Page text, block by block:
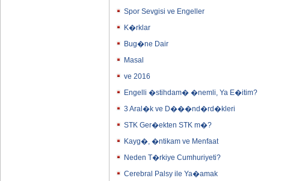
Spor Sevgisi ve Engeller
K�rklar
Bug�ne Dair
Masal
ve 2016
Engelli �stihdam� �nemli, Ya E�itim?
3 Aral�k ve D���nd�rd�kleri
STK Ger�ekten STK m�?
Kayg�, �ntikam ve Menfaat
Neden T�rkiye Cumhuriyeti?
Cerebral Palsy ile Ya�amak